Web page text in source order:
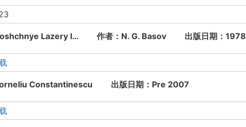
Lazery I… 作者：N. G. Basov 出版日期：1978
Constantinescu 出版日期：Pre 2007